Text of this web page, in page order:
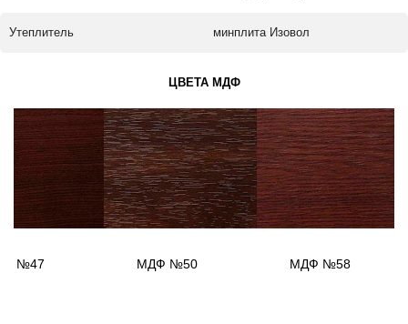
Утеплитель минплита Изовол
ЦВЕТА МДФ
№47 МДФ №50 МДФ №58